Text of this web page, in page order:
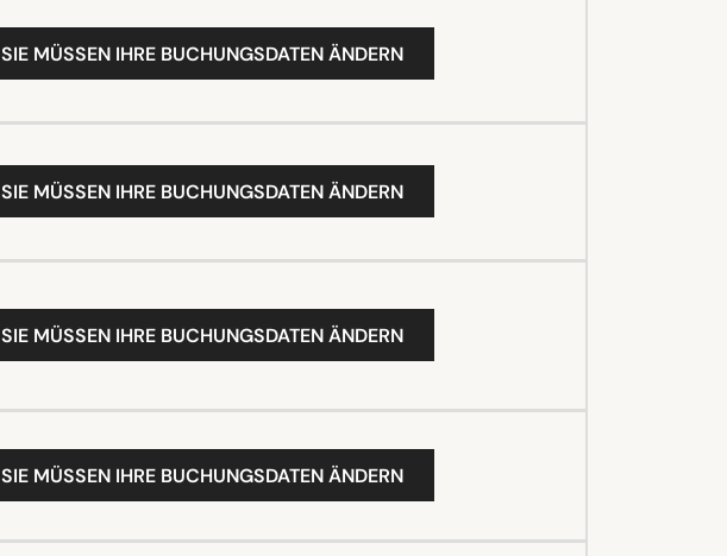
SIE MÜSSEN IHRE BUCHUNGSDATEN ÄNDERN
SIE MÜSSEN IHRE BUCHUNGSDATEN ÄNDERN
SIE MÜSSEN IHRE BUCHUNGSDATEN ÄNDERN
SIE MÜSSEN IHRE BUCHUNGSDATEN ÄNDERN